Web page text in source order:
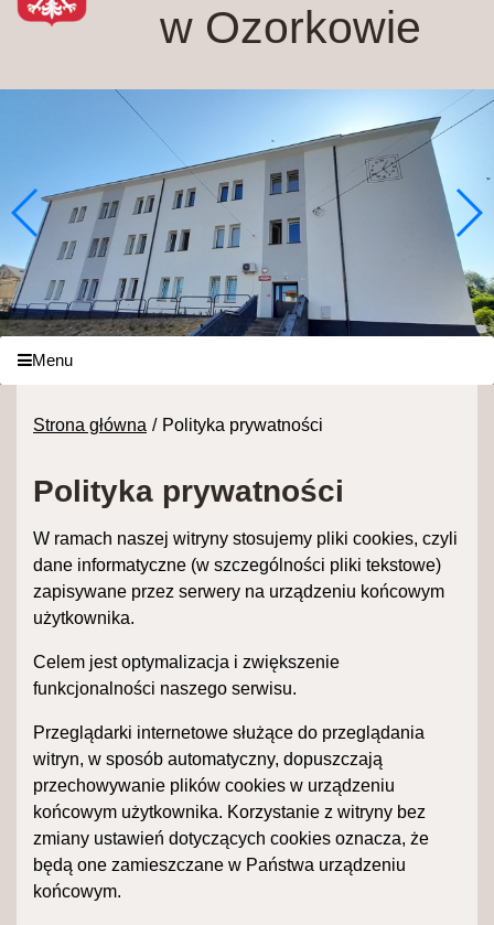
w Ozorkowie
Menu
Strona główna Polityka prywatności
Polityka prywatności
W ramach naszej witryny stosujemy pliki cookies, czyli
dane informatyczne (w szczególności pliki tekstowe)
zapisywane przez serwery na urządzeniu końcowym
użytkownika.
Celem jest optymalizacja i zwiększenie
funkcjonalności naszego serwisu.
Przeglądarki internetowe służące do przeglądania
witryn, w sposób automatyczny, dopuszczają
przechowywanie plików cookies w urządzeniu
końcowym użytkownika. Korzystanie z witryny bez
zmiany ustawień dotyczących cookies oznacza, że
będą one zamieszczane w Państwa urządzeniu
końcowym.